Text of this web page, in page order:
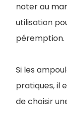
noter au
utilisation
péremption.
Si les
pratiques, il
de choisir